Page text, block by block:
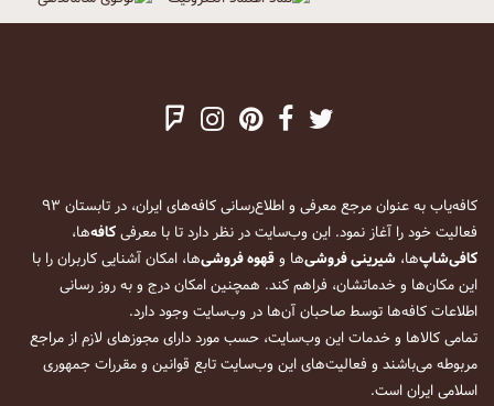
کافه‌یاب به عنوان مرجع معرفی و اطلاع‌رسانی کافه‌های ایران، در تابستان ۹۳
فعالیت خود را آغاز نمود. این وب‌سایت در نظر دارد تا با معرفیکافه‌ها،
کافی‌شاپ‌ها، شیرینی فروشی‌ها وقهوه فروشی‌ها، امکان آشنایی کاربران را با
این مکان‌ها و خدماتشان، فراهم کند. همچنین امکان درج و به روز رسانی
اطلاعات کافه‌ها توسط صاحبان آن‌ها در وب‌سایت وجود دارد.
تمامی کالاها و خدمات این وب‌سایت، حسب مورد دارای مجوزهای لازم از مراجع
مربوطه می‌باشند و فعالیت‌های این وب‌سایت تابع قوانین و مقررات جمهوری
اسلامی ایران است.